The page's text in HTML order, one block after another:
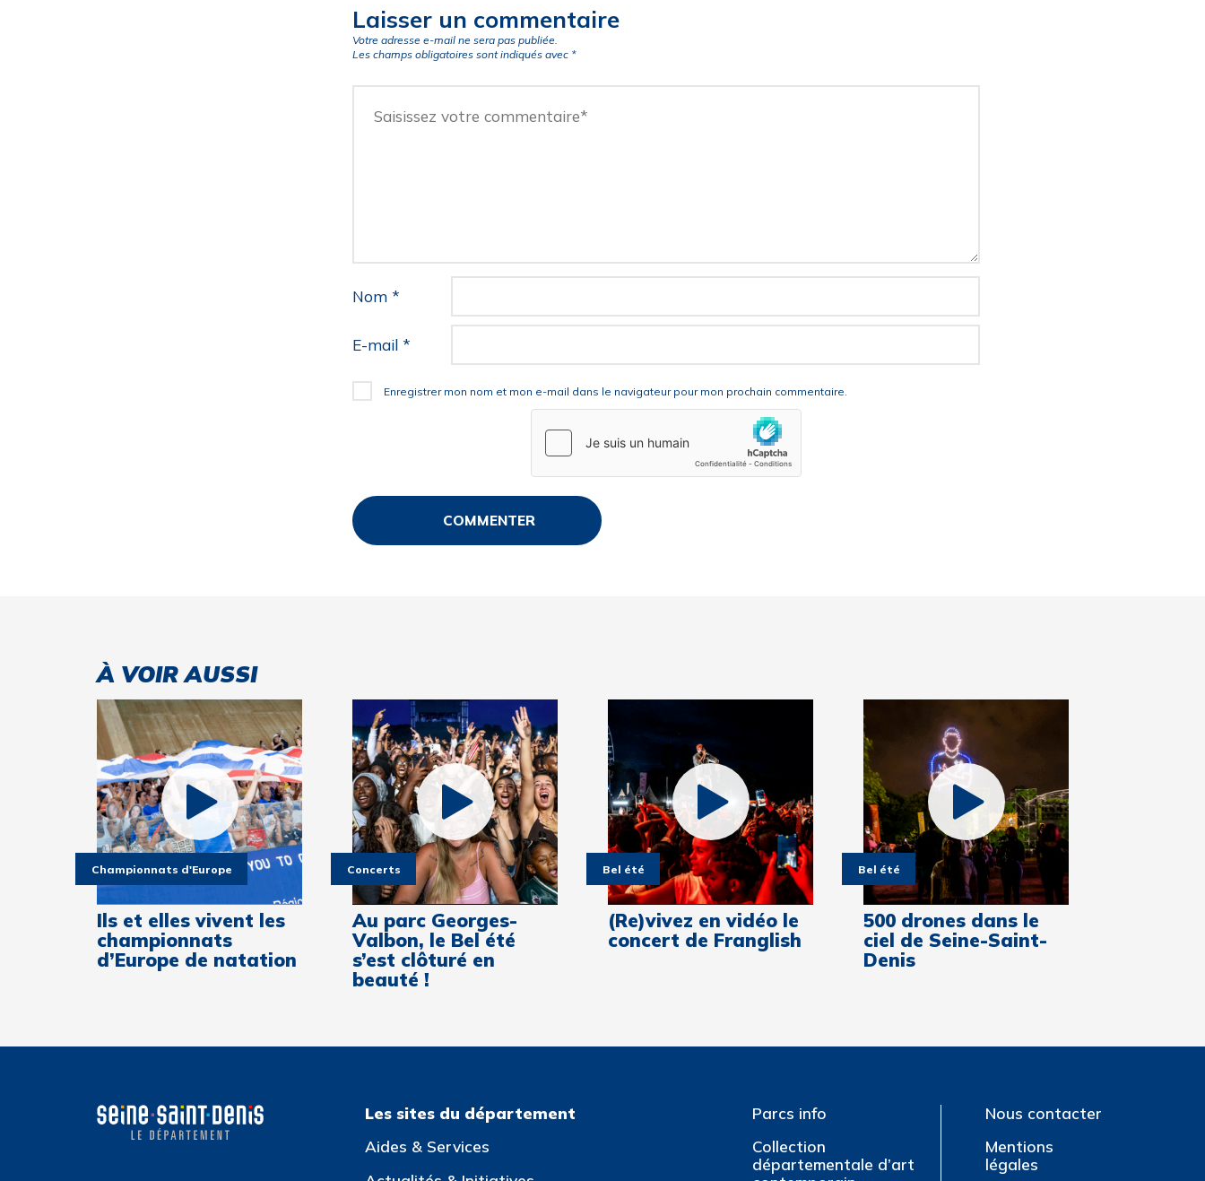
Laisser un commentaire
Votre adresse e-mail ne sera pas publiée.
Les champs obligatoires sont indiqués avec *
Nom *
E-mail *
Enregistrer mon nom et mon e-mail dans le navigateur pour mon prochain commentaire.
À VOIR AUSSI
Championnats d'Europe
Ils et elles vivent les
championnats
d’Europe de natation
Concerts
Au parc Georges-
Valbon, le Bel été
s’est clôturé en
beauté !
Bel été
(Re)vivez en vidéo le
concert de Franglish
Bel été
500 drones dans le
ciel de Seine-Saint-
Denis
Les sites du département
Aides & Services
Parcs info
Collection
départementale d’art
Nous contacter
Mentions
légales